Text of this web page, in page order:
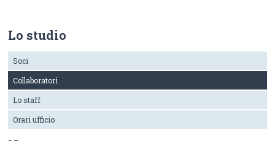
Lo studio
Soci
Collaboratori
Lo staff
Orari ufficio